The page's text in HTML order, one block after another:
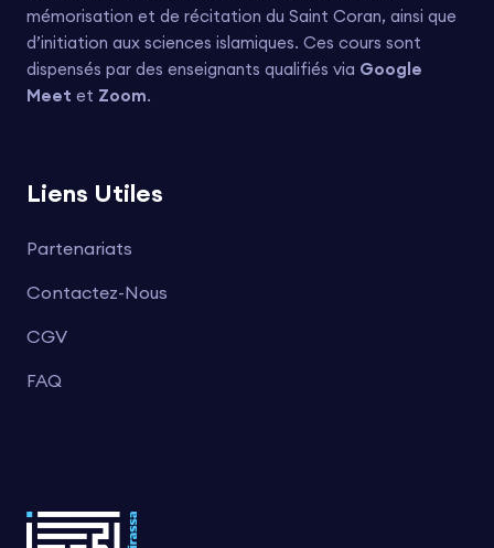
mémorisation et de récitation du Saint Coran, ainsi que
d’initiation aux sciences islamiques. Ces cours sont
dispensés par des enseignants qualifiés via Google
Meet et Zoom.
Liens Utiles
Partenariats
Contactez-Nous
CGV
FAQ